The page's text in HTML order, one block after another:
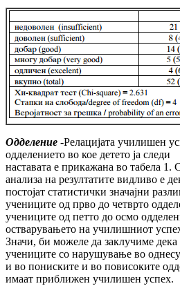
Одделение -Релацијата училишен
одделението во кое детето ја следи
наставата е прикажана во табела 1.
анализа на резултатите видливо е
постојат статистички значајни
учениците од прво до четврто
учениците од петто до осмо
остварувањето на училишниот
Значи, би можеле да заклучиме дека
учениците со нарушување во
и во пониските и во повисоките
имаат приближен училишен успех.